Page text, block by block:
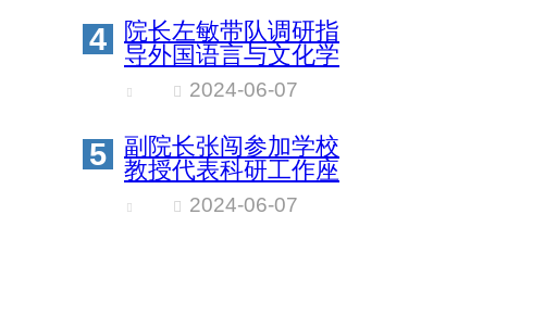
4
院长左敏带队调研指
导外国语言与文化学
院工作2024-06-07
5
副院长张闯参加学校
教授代表科研工作座
2024-06-07